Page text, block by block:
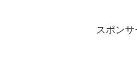
スポンサ